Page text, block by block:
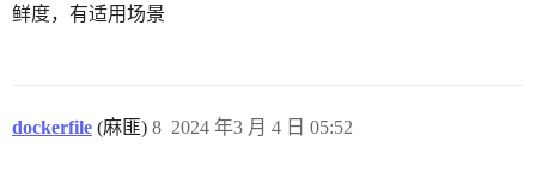
鲜度，有适用场景
dockerfile (麻匪) 2024 年3 月 4 日 05:52
8